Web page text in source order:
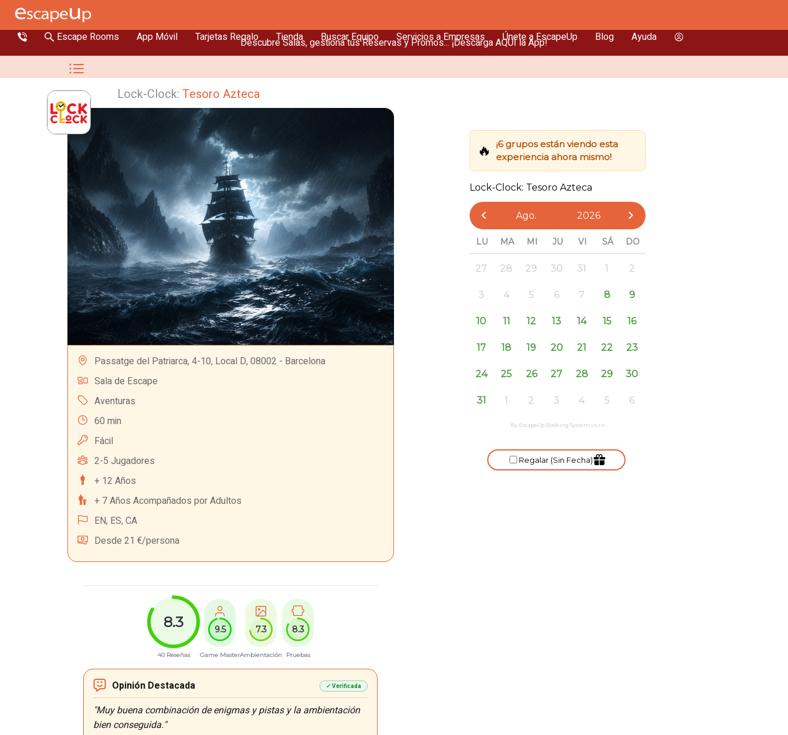
Escape Rooms App Móvil Tarjetas Regalo Tienda Buscar Equipo Servicios a Empresas Únete a EscapeUp Blog Ayuda
Descubre Salas, gestiona tus Reservas y Promos... ¡Descarga AQUÍ la App!
Lock-Clock: Tesoro Azteca
Passatge del Patriarca, 4-10, Local D, 08002 - Barcelona
Sala de Escape
Aventuras
60 min
Fácil
2-5 Jugadores
+ 12 Años
+ 7 Años Acompañados por Adultos
EN, ES, CA
Desde 21 €/persona
8.3
40 Reseñas
9.5
Game Master
7.3
Ambientación
8.3
Pruebas
Opinión Destacada ✓ Verificada
"Muy buena combinación de enigmas y pistas y la ambientación
bien conseguida."